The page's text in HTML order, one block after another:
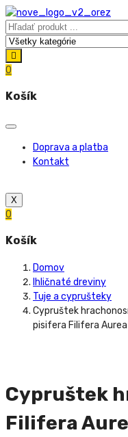
0
Košík
Doprava a platba
Kontakt
X
0
Košík
Domov
Ihličnaté dreviny
Tuje a cyprušteky
Cypruštek
pisifera Filifera Aurea
Cypruštek
Filifera